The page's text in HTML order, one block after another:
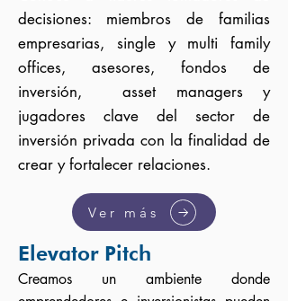
decisiones: miembros de familias
empresarias, single y multi family
offices, asesores, fondos de
inversión, asset managers y
jugadores clave del sector de
inversión privada con la finalidad de
crear y fortalecer relaciones.
Ver más
Elevator Pitch
Creamos un ambiente donde